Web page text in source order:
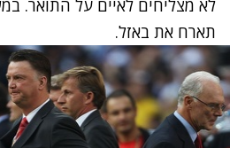
לא מצליחים לאיים על התואר.
תארח את באזל.